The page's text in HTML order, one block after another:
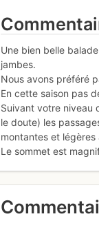
Une bien belle
jambes.
Nous avons préféré
En cette saison pas
Suivant votre niveau
le doute) les
montantes et
Le sommet est